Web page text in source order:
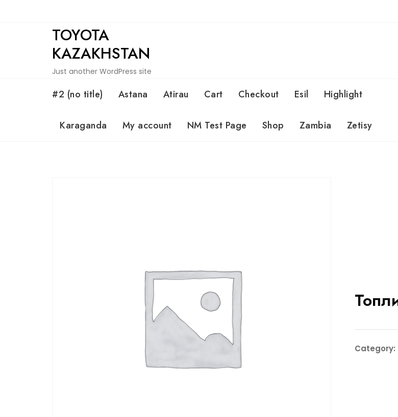
TOYOTA
KAZAKHSTAN
Just another WordPress site
#2 (no title) Astana Atirau Cart Checkout Esil Highlight
Karaganda My account NM Test Page Shop Zambia Zetisy
Category: